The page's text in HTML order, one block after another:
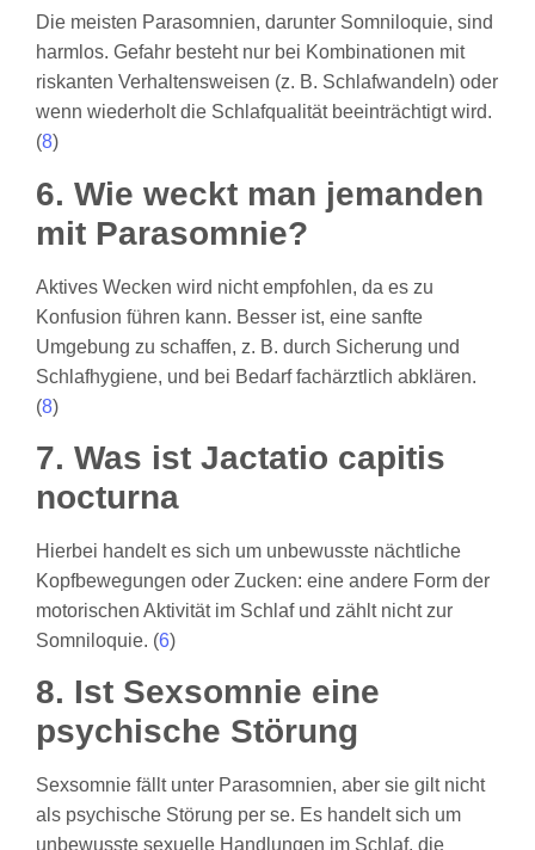
Die meisten Parasomnien, darunter Somniloquie, sind
harmlos. Gefahr besteht nur bei Kombinationen mit
riskanten Verhaltensweisen (z. B. Schlafwandeln) oder
wenn wiederholt die Schlafqualität beeinträchtigt wird.
(8)
6. Wie weckt man jemanden
mit Parasomnie?
Aktives Wecken wird nicht empfohlen, da es zu
Konfusion führen kann. Besser ist, eine sanfte
Umgebung zu schaffen, z. B. durch Sicherung und
Schlafhygiene, und bei Bedarf fachärztlich abklären.
(8)
7. Was ist Jactatio capitis
nocturna
Hierbei handelt es sich um unbewusste nächtliche
Kopfbewegungen oder Zucken: eine andere Form der
motorischen Aktivität im Schlaf und zählt nicht zur
Somniloquie. (6)
8. Ist Sexsomnie eine
psychische Störung
Sexsomnie fällt unter Parasomnien, aber sie gilt nicht
als psychische Störung per se. Es handelt sich um
unbewusste sexuelle Handlungen im Schlaf, die